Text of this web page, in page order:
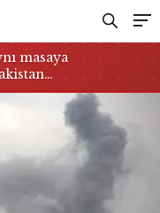
masaya